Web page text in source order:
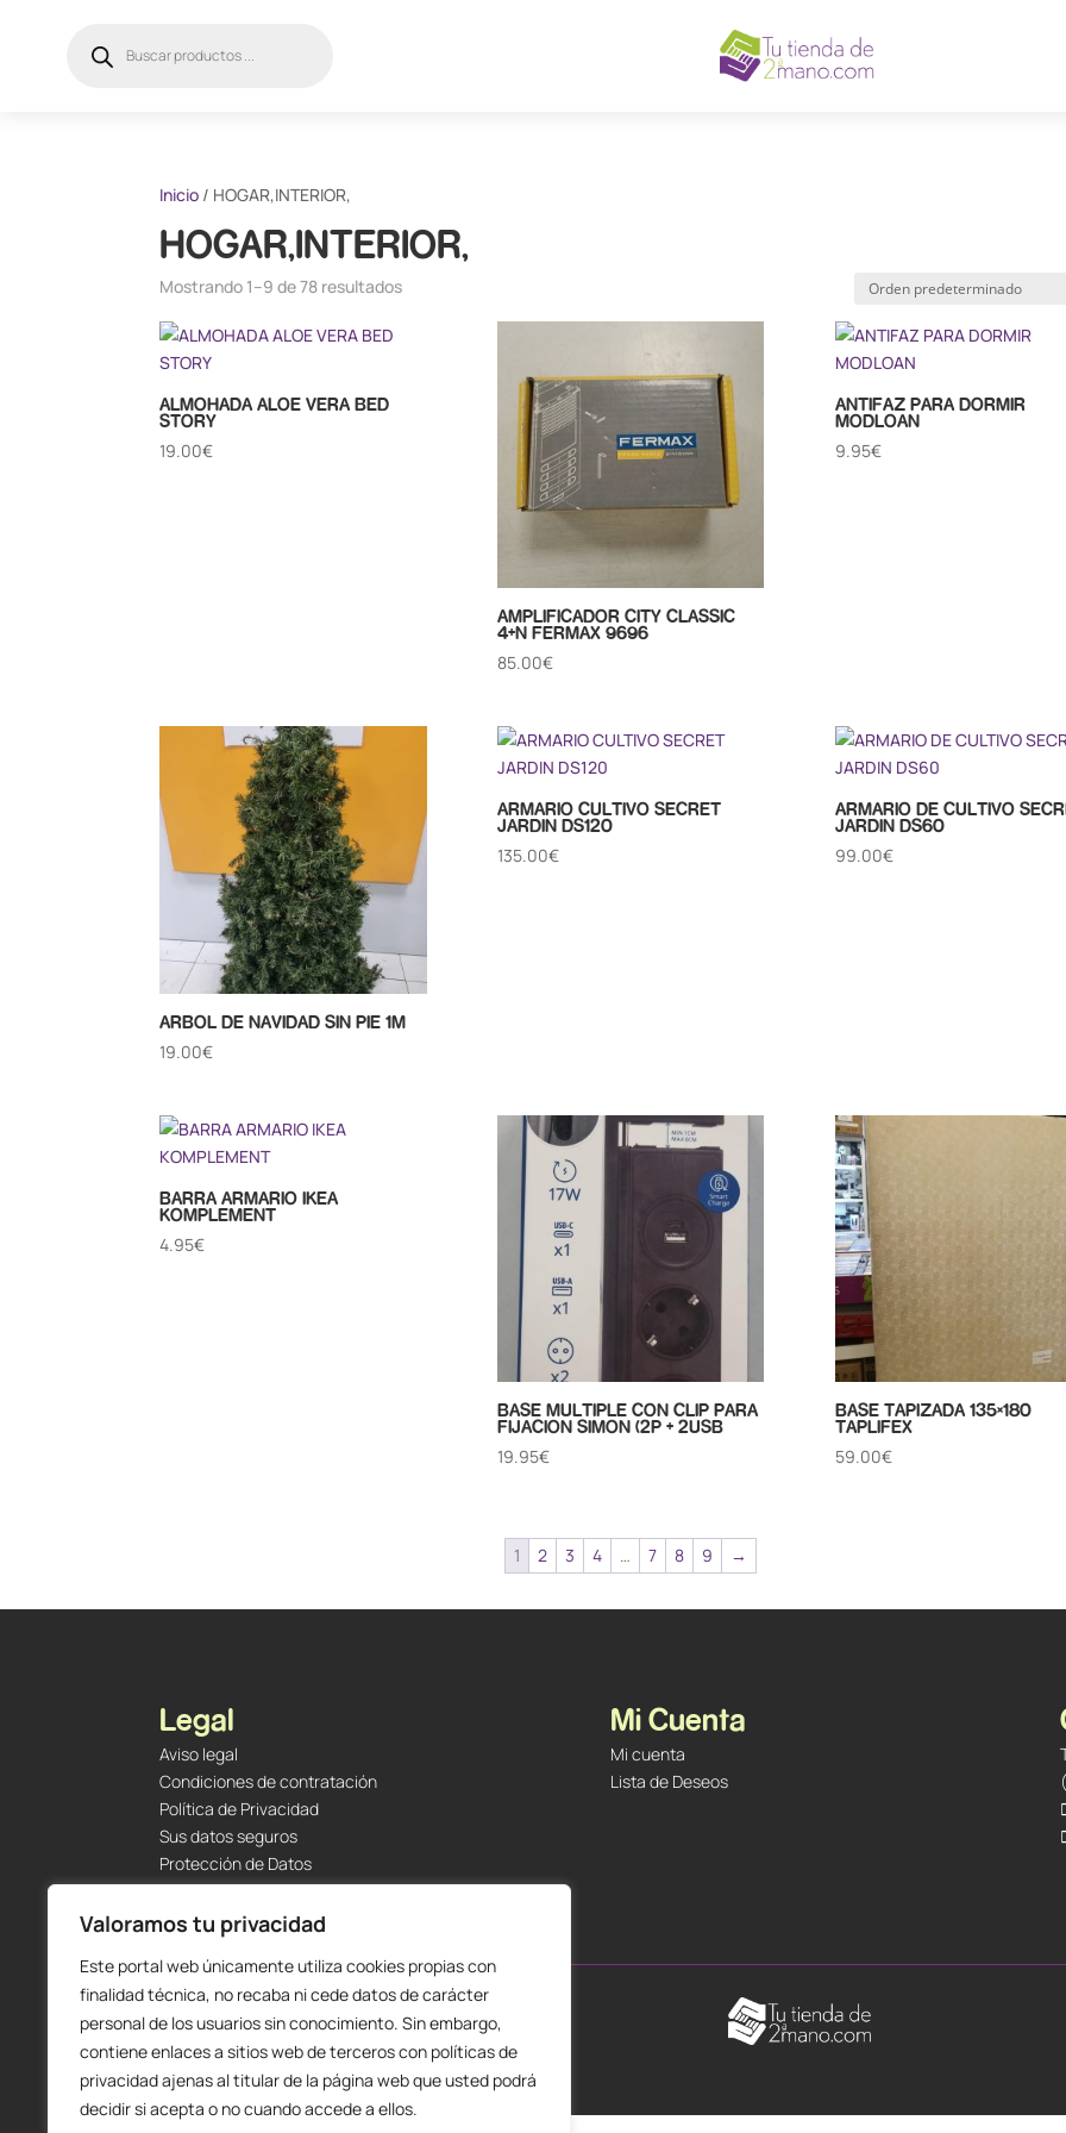
Valoramos tu privacidad
Este portal web únicamente utiliza cookies propias con
finalidad técnica, no recaba ni cede datos de carácter
personal de los usuarios sin conocimiento. Sin embargo,
contiene enlaces a sitios web de terceros con políticas de
privacidad ajenas al titular de la página web que usted podrá
decidir si acepta o no cuando accede a ellos.
productos
Inicio / HOGAR,INTERIOR,
HOGAR,INTERIOR,
Mostrando 1–9 de 78 resultados
ALMOHADA ALOE VERA BED
STORY
19.00€
AMPLIFICADOR CITY CLASSIC
4+N FERMAX 9696
85.00€
ANTIFAZ PARA DORMIR
MODLOAN
9.95€
ARBOL DE NAVIDAD SIN PIE 1M
19.00€
ARMARIO CULTIVO SECRET
JARDIN DS120
135.00€
ARMARIO DE CULTIVO
JARDIN DS60
99.00€
BARRA ARMARIO IKEA
KOMPLEMENT
4.95€
BASE MULTIPLE CON CLIP PARA
FIJACION SIMON (2P + 2USB
19.95€
BASE TAPIZADA 135×180
TAPLIFEX
59.00€
1 2 3 4 … 7 8 9 →
Legal
Aviso legal
Condiciones de contratación
Política de Privacidad
Sus datos seguros
Protección de Datos
Política de Cookies
Envíos y Devoluciones
Mi Cuenta
Mi cuenta
Lista de Deseos